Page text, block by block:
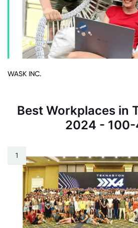
WASK INC.
Best Workplaces in
2024 -
1